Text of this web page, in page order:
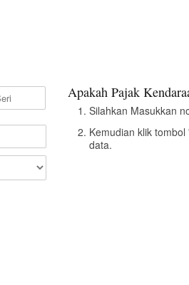
Apakah Pajak
Silahkan Masukkan
Kemudian klik
data.